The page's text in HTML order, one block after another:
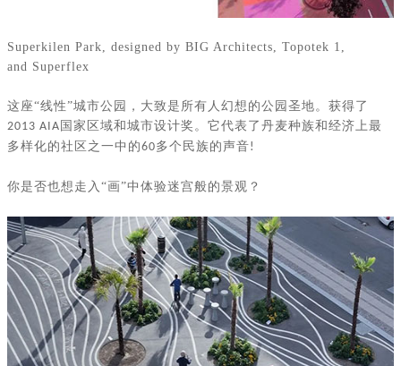
Superkilen Park, designed by BIG Architects, Topotek 1,
and Superflex
这座“线性”城市公园，大致是所有人幻想的公园圣地。获得了
2013 AIA 国家区域和城市设计奖。它代表了丹麦种族和经济上最
多样化的社区之一中的60多个民族的声音!
你是否也想走入 “画”中体验迷宫般的景观？